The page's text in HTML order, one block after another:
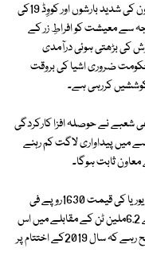
رپورٹ میں بتایاگیا ہے کہ ٹڈیوں کے حملوں، مون سون کی شدید بارشوں اور کووِڈ 19کی
سے معیشت کو افراطِ زر کے
کی بڑھتی ہوئی درآمدی
ضروری اشیا کی بروقت
کوششیں کررہی ہے۔
شعبے نے حوصلہ افزا کارکردگی
میں پیداواری لاگت کم رہنے
ثابت ہوگا۔
رواں سال کے آغاز سے ہی 400روپے کمی کے ساتھ یوریا کی قیمت 1630روپے فی
بیگ کے ساتھ 2012کی سطح پر آگئی تھی۔2019کے 6.2ملین ٹن کے مقابلے میں اس
سال 5.9ملین ٹن کھاد کی فروخت کا امکان ہے۔ واضح رہے کہ سال 2019کے اختتام پر